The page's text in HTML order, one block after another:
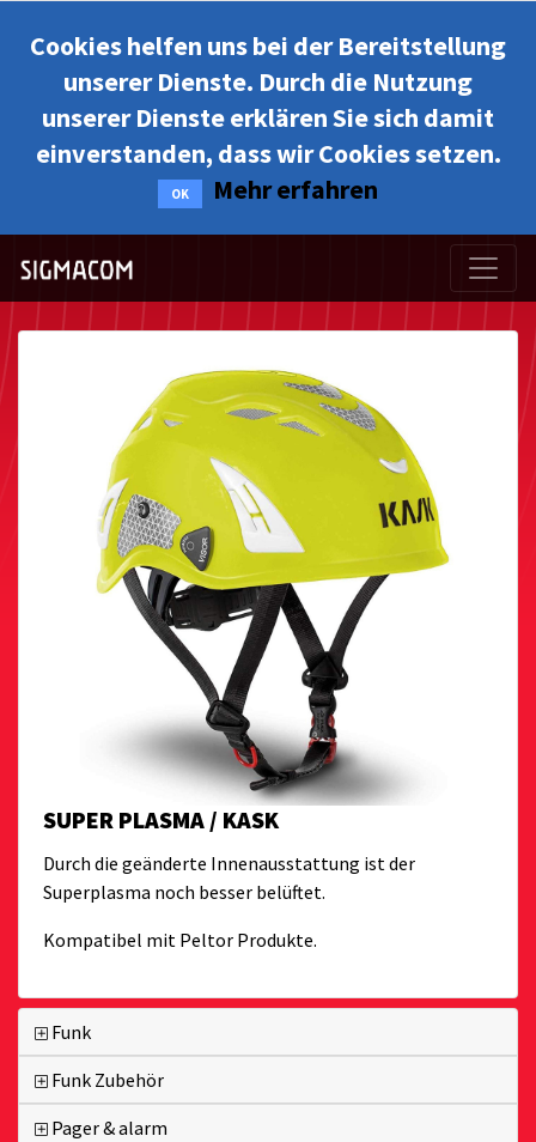
Cookies helfen uns bei der Bereitstellung
unserer Dienste. Durch die Nutzung
unserer Dienste erklären Sie sich damit
einverstanden, dass wir Cookies setzen.
OK Mehr erfahren
SUPER PLASMA / KASK
Durch die geänderte Innenausstattung ist der
Superplasma noch besser belüftet.
Kompatibel mit Peltor Produkte.
Funk
Funk Zubehör
Pager & alarm